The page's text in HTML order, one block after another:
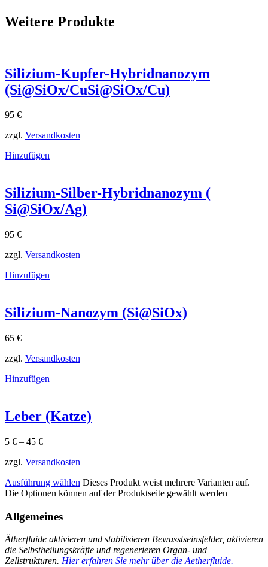
Weitere Produkte
Silizium-Kupfer-Hybridnanozym
(Si@SiOx/CuSi@SiOx​/Cu)
95 €
zzgl. Versandkosten
Hinzufügen
Silizium-Silber-Hybridnanozym (
Si@SiOx/Ag)
95 €
zzgl. Versandkosten
Hinzufügen
Silizium-Nanozym (Si@SiOx)
65 €
zzgl. Versandkosten
Hinzufügen
Leber (Katze)
5 € – 45 €
zzgl. Versandkosten
Ausführung wählen Dieses Produkt weist mehrere Varianten auf.
Die Optionen können auf der Produktseite gewählt werden
Allgemeines
Ätherfluide aktivieren und stabilisieren Bewusstseinsfelder, aktivieren
die Selbstheilungskräfte und regenerieren Organ- und
Zellstrukturen. Hier erfahren Sie mehr über die Aetherfluide.